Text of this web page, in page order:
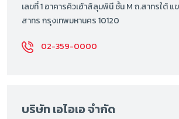
เลขที่ 1 อาคารคิวเฮ้าส์ลุมพินี ชั้น M ถ.สาทรใต้ แ
สาทร กรุงเทพมหานคร 10120
02-359-0000
บริษัท เอไอเอ จำกัด